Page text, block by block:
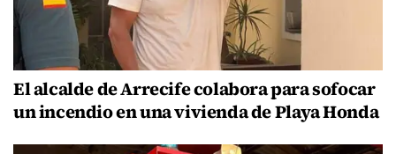
El alcalde de Arrecife colabora para sofocar
un incendio en una vivienda de Playa Honda